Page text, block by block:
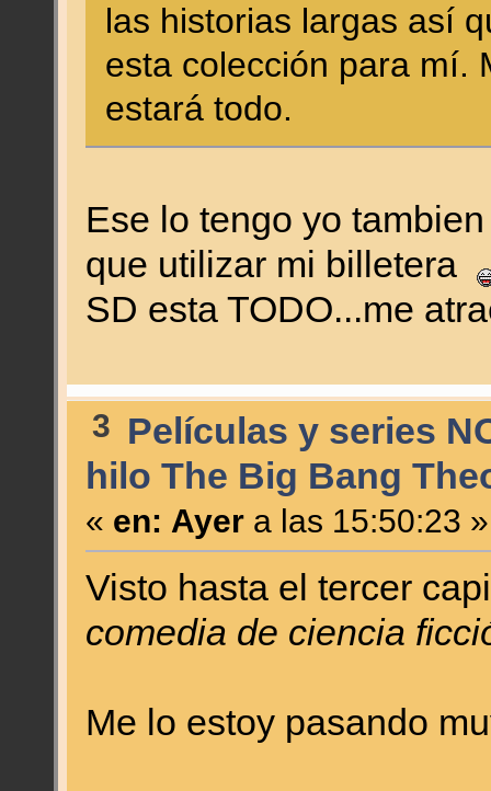
las historias largas así
esta colección para mí.
estará todo.
Ese lo tengo yo
que utilizar mi billetera
SD esta TODO...me
3 Películas y series
hilo The Big Bang
« en: Ayera las 15:50:23 »
Visto hasta el tercer
comedia de ciencia
Me lo estoy pasando